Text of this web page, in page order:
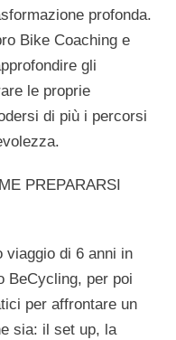
profonda.
Bike Coaching e
gli
le proprie
di più i percorsi
PREPARARSI
viaggio di 6 anni in
BeCycling, per poi
per affrontare un
sia: il set up, la